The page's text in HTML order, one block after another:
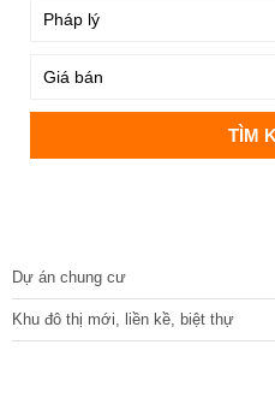
Dự án chung cư
Khu đô thị mới, liền kề, biệt thự